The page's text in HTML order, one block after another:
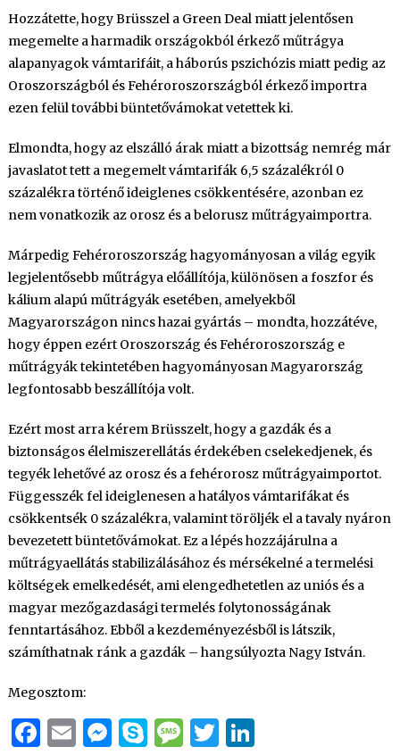
Hozzátette, hogy Brüsszel a Green Deal miatt jelentősen
megemelte a harmadik országokból érkező műtrágya
alapanyagok vámtarifáit, a háborús pszichózis miatt pedig az
Oroszországból és Fehéroroszországból érkező importra
ezen felül további büntetővámokat vetettek ki.
Elmondta, hogy az elszálló árak miatt a bizottság nemrég már
javaslatot tett a megemelt vámtarifák 6,5 százalékról 0
százalékra történő ideiglenes csökkentésére, azonban ez
nem vonatkozik az orosz és a belorusz műtrágyaimportra.
Márpedig Fehéroroszország hagyományosan a világ egyik
legjelentősebb műtrágya előállítója, különösen a foszfor és
kálium alapú műtrágyák esetében, amelyekből
Magyarországon nincs hazai gyártás – mondta, hozzátéve,
hogy éppen ezért Oroszország és Fehéroroszország e
műtrágyák tekintetében hagyományosan Magyarország
legfontosabb beszállítója volt.
Ezért most arra kérem Brüsszelt, hogy a gazdák és a
biztonságos élelmiszerellátás érdekében cselekedjenek, és
tegyék lehetővé az orosz és a fehérorosz műtrágyaimportot.
Függesszék fel ideiglenesen a hatályos vámtarifákat és
csökkentsék 0 százalékra, valamint töröljék el a tavaly nyáron
bevezetett büntetővámokat. Ez a lépés hozzájárulna a
műtrágyaellátás stabilizálásához és mérsékelné a termelési
költségek emelkedését, ami elengedhetetlen az uniós és a
magyar mezőgazdasági termelés folytonosságának
fenntartásához. Ebből a kezdeményezésből is látszik,
számíthatnak ránk a gazdák – hangsúlyozta Nagy István.
Megosztom:
Facebook
Email
Messenger
Skype
Message
Twitter
LinkedIn